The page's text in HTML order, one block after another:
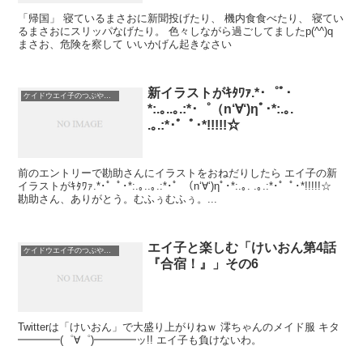
「帰国」 寝ているまさおに新聞投げたり、 機内食食べたり、 寝てい
るまさおにスリッパなげたり。 色々しながら過ごしてましたp(^^)q
まさお、危険を察して いいかげん起きなさい
ケイドウエイ子のつぶやき日記
新イラストがｷﾀﾜｧ.*･゜ﾟ･
*:.｡..｡.:*･゜（n‘∀‘)ηﾟ･*:.｡.
.｡.:*･゜ﾟ･*!!!!!☆
前のエントリーで勘助さんにイラストをおねだりしたら エイ子の新
イラストがｷﾀﾜｧ.*･゜ﾟ･*:.｡..｡.:*･゜（n‘∀‘)ηﾟ･*:.｡. .｡.:*･゜ﾟ･*!!!!!☆
勘助さん、ありがとう。むふぅむふぅ。...
ケイドウエイ子のつぶやき日記
エイ子と楽しむ「けいおん第4話
『合宿！』」その6
Twitterは「けいおん」で大盛り上がりねｗ 澪ちゃんのメイド服 キタ
━━━━(゜∀゜)━━━━ッ!! エイ子も負けないわ。